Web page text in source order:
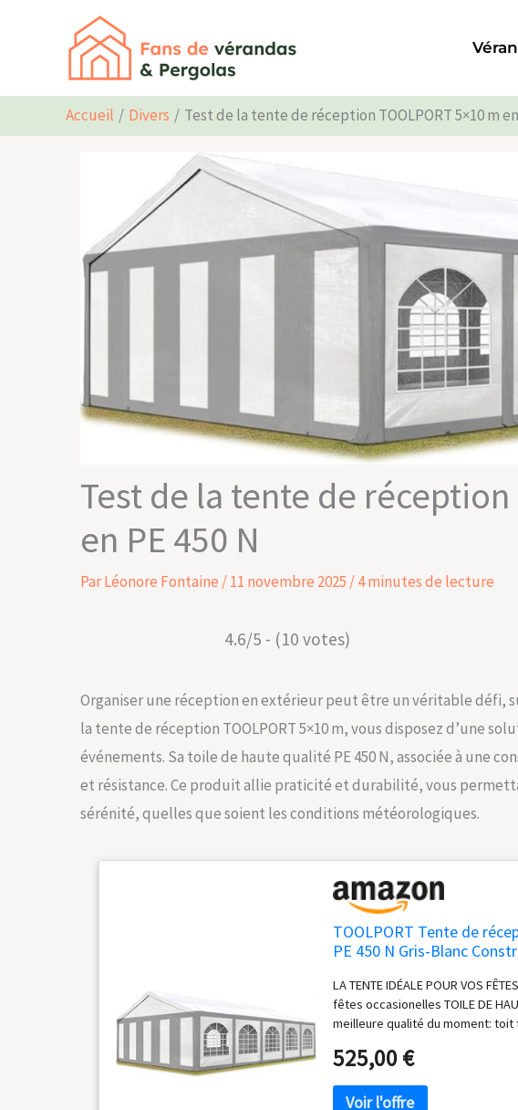
Accueil Divers Test de la tente de réception TOOLPORT 5×10 m en
Test de la tente de réception
en PE 450 N
ParLéonore Fontaine/11 novembre 2025/4 minutes de lecture
4.6/5 - (10 votes)
Organiser une réception en extérieur peut être un véritable défi,
la tente de réception TOOLPORT 5×10 m, vous disposez d’une
événements. Sa toile de haute qualité PE 450 N, associée à une
et résistance. Ce produit allie praticité et durabilité, vous
sérénité, quelles que soient les conditions météorologiques.
TOOLPORT Tente de
PE 450 N Gris-Blanc
LA TENTE IDÉALE POUR VOS
fêtes occasionelles TOILE DE
meilleure qualité du moment:
ambiante. CONSTRUCTION
diamètre sont utilisés.
525,00 €